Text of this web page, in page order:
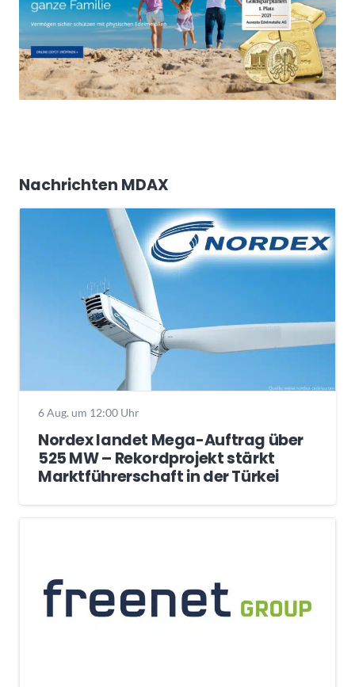
Nachrichten MDAX
6 Aug. um 12:00 Uhr
Nordex landet Mega-Auftrag über
525 MW – Rekordprojekt stärkt
Marktführerschaft in der Türkei